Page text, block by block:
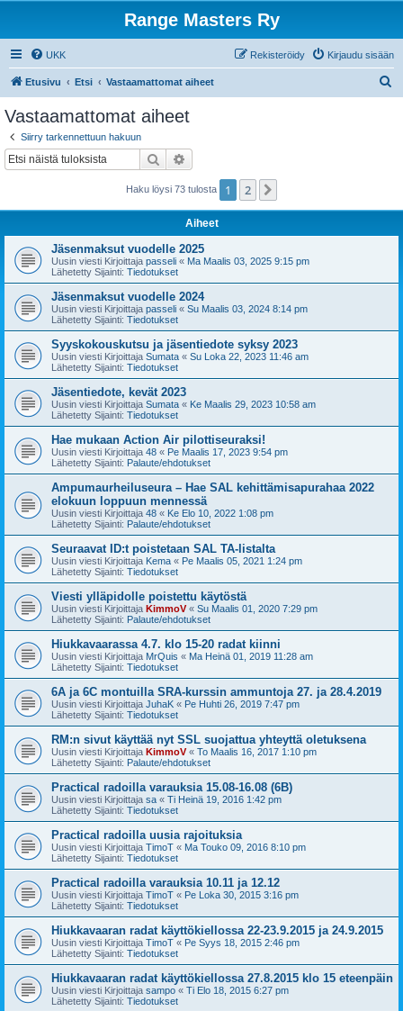
Range Masters Ry
UKK Kirjaudu sisään
Rekisteröidy
Etusivu Etsi Vastaamattomat aiheet
Vastaamattomat aiheet
Siirry tarkennettuun hakuun
Etsi
Haku löysi 73 tulosta 1 2
Aiheet
Jäsenmaksut vuodelle 2025
Uusin viesti Kirjoittaja passeli « Ma Maalis 03, 2025 9:15 pm
Lähetetty Sijainti: Tiedotukset
Jäsenmaksut vuodelle 2024
Uusin viesti Kirjoittaja passeli « Su Maalis 03, 2024 8:14 pm
Lähetetty Sijainti: Tiedotukset
Syyskokouskutsu ja jäsentiedote syksy 2023
Uusin viesti Kirjoittaja Sumata « Su Loka 22, 2023 11:46 am
Lähetetty Sijainti: Tiedotukset
Jäsentiedote, kevät 2023
Uusin viesti Kirjoittaja Sumata « Ke Maalis 29, 2023 10:58 am
Lähetetty Sijainti: Tiedotukset
Hae mukaan Action Air pilottiseuraksi!
Uusin viesti Kirjoittaja 48 « Pe Maalis 17, 2023 9:54 pm
Lähetetty Sijainti: Palaute/ehdotukset
Ampumaurheiluseura – Hae SAL kehittämisapurahaa 2022
elokuun loppuun mennessä
Uusin viesti Kirjoittaja 48 « Ke Elo 10, 2022 1:08 pm
Lähetetty Sijainti: Palaute/ehdotukset
Seuraavat ID:t poistetaan SAL TA-listalta
Uusin viesti Kirjoittaja Kema « Pe Maalis 05, 2021 1:24 pm
Lähetetty Sijainti: Tiedotukset
Viesti ylläpidolle poistettu käytöstä
Uusin viesti Kirjoittaja KimmoV« Su Maalis 01, 2020 7:29 pm
Lähetetty Sijainti: Palaute/ehdotukset
Hiukkavaarassa 4.7. klo 15-20 radat kiinni
Uusin viesti Kirjoittaja MrQuis « Ma Heinä 01, 2019 11:28 am
Lähetetty Sijainti: Tiedotukset
6A ja 6C montuilla SRA-kurssin ammuntoja 27. ja 28.4.2019
Uusin viesti Kirjoittaja JuhaK « Pe Huhti 26, 2019 7:47 pm
Lähetetty Sijainti: Tiedotukset
RM:n sivut käyttää nyt SSL suojattua yhteyttä oletuksena
Uusin viesti Kirjoittaja KimmoV« To Maalis 16, 2017 1:10 pm
Lähetetty Sijainti: Palaute/ehdotukset
Practical radoilla varauksia 15.08-16.08 (6B)
Uusin viesti Kirjoittaja sa « Ti Heinä 19, 2016 1:42 pm
Lähetetty Sijainti: Tiedotukset
Practical radoilla uusia rajoituksia
Uusin viesti Kirjoittaja TimoT « Ma Touko 09, 2016 8:10 pm
Lähetetty Sijainti: Tiedotukset
Practical radoilla varauksia 10.11 ja 12.12
Uusin viesti Kirjoittaja TimoT « Pe Loka 30, 2015 3:16 pm
Lähetetty Sijainti: Tiedotukset
Hiukkavaaran radat käyttökiellossa 22-23.9.2015 ja 24.9.2015
Uusin viesti Kirjoittaja TimoT « Pe Syys 18, 2015 2:46 pm
Lähetetty Sijainti: Tiedotukset
Hiukkavaaran radat käyttökiellossa 27.8.2015 klo 15 eteenpäin
Uusin viesti Kirjoittaja sampo « Ti Elo 18, 2015 6:27 pm
Lähetetty Sijainti: Tiedotukset